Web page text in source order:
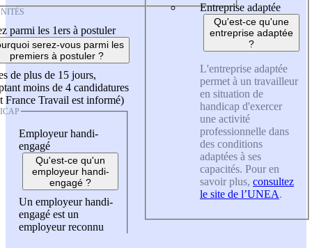
parmi les 1ers à postuler
serez-vous parmi les
premiers à postuler ?
de plus de 15 jours,
moins de 4 candidatures
France Travail est informé)
Employeur handi-
engagé
Qu'est-ce qu'un
employeur handi-
engagé ?
Un employeur handi-
engagé est un
employeur reconnu
Entreprise adaptée
Qu'est-ce qu'une
entreprise adaptée
?
L'entreprise adaptée
permet à un travailleur
en situation de
handicap d'exercer
une activité
professionnelle dans
des conditions
adaptées à ses
capacités. Pour en
savoir plus, consultez
le site de l’UNEA.